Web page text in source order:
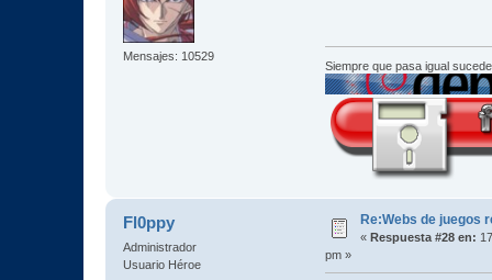
Mensajes: 10529
Siempre que pasa igual
Fl0ppy
Administrador
Usuario Héroe
Re:Webs de juegos
« Respuesta #28 en:
pm »